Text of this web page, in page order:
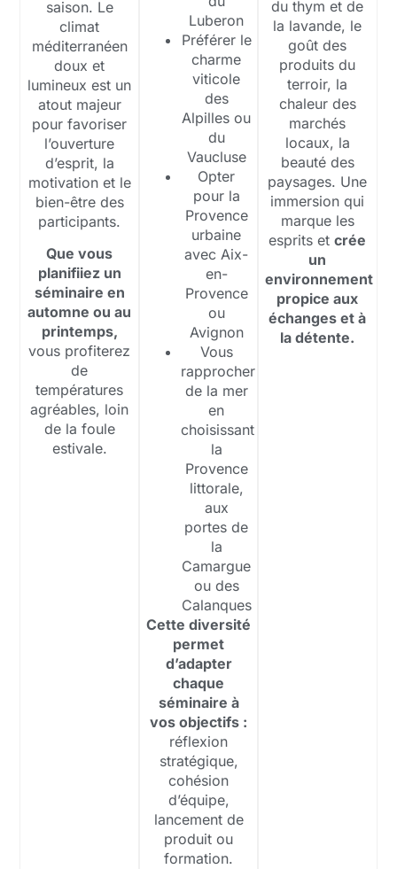
saison. Le
climat
méditerranéen
doux et
lumineux est un
atout majeur
pour favoriser
l’ouverture
d’esprit, la
motivation et le
bien-être des
participants.
Que vous
planifiiez un
séminaire en
automne ou au
printemps,
vous profiterez
de
températures
agréables, loin
de la foule
estivale.
Luberon
Préférer le
charme
viticole
des
Alpilles ou
du
Vaucluse
Opter
pour la
Provence
urbaine
avec Aix-
en-
Provence
ou
Avignon
Vous
rapprocher
de la mer
en
choisissant
la
Provence
littorale,
aux
portes de
la
Camargue
ou des
Calanques
Cette diversité
permet
d’adapter
chaque
séminaire à
vos objectifs :
réflexion
stratégique,
cohésion
d’équipe,
lancement de
produit ou
formation.
du thym et de
la lavande, le
goût des
produits du
terroir, la
chaleur des
marchés
locaux, la
beauté des
paysages. Une
immersion qui
marque les
esprits etcrée
un
environnement
propice aux
échanges et à
la détente.